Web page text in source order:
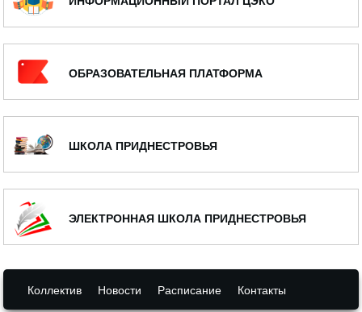
ОБРАЗОВАТЕЛЬНАЯ ПЛАТФОРМА
ШКОЛА ПРИДНЕСТРОВЬЯ
ЭЛЕКТРОННАЯ ШКОЛА ПРИДНЕСТРОВЬЯ
Коллектив Новости Расписание Контакты